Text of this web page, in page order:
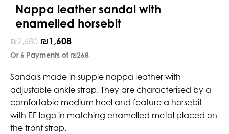
mainNappa leather sandal with
enamelled horsebit
₪2,680 ₪1,608
Or 6 Payments of ₪268
Sandals made in supple nappa leather with
adjustable ankle strap. They are characterised by a
comfortable medium heel and feature a horsebit
with EF logo in matching enamelled metal placed on
the front strap.